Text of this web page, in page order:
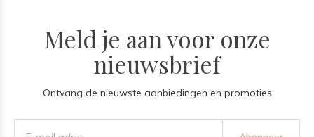
Meld je aan voor onze
nieuwsbrief
Ontvang de nieuwste aanbiedingen en promoties